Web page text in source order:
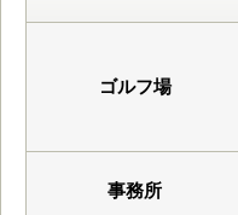
ゴルフ場
事務所